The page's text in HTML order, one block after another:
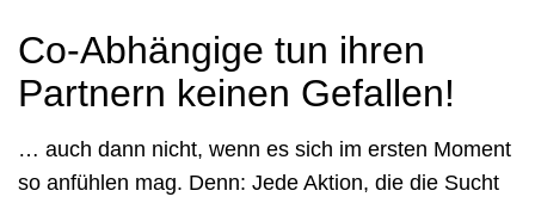
Co-Abhängige tun ihren
Partnern keinen Gefallen!
… auch dann nicht, wenn es sich im ersten Moment
so anfühlen mag. Denn: Jede Aktion, die die Sucht